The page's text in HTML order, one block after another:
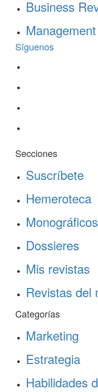
Business
Síguenos
Secciones
Suscríbete
Hemeroteca
Monográficos
Dossieres
Mis revistas
Revistas del
Categorías
Marketing
Estrategia
Habilidades